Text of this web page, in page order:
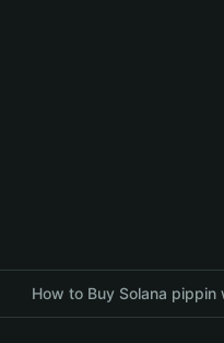
How to Buy Solana pippin